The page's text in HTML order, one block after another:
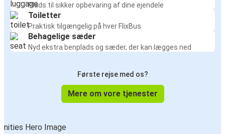
Plads til sikker opbevaring af dine ejendele
Toiletter
Praktisk tilgængelig på hver FlixBus
Behagelige sæder
Nyd ekstra benplads og sæder, der kan lægges ned
Første rejse med os?
Mere om vore tjenester